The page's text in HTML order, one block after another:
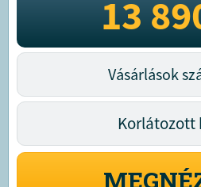
13
Vásárlások
Korlátozott